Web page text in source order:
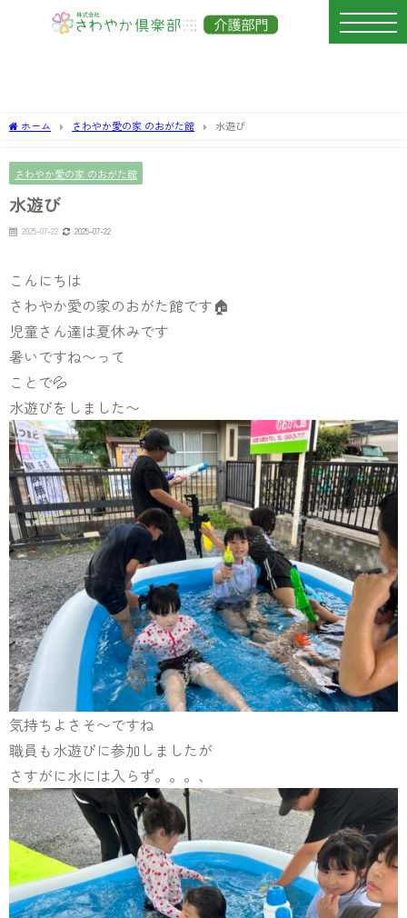
ホーム さわやか愛の家 のおがた館 水遊び
さわやか愛の家 のおがた館
水遊び
2025-07-22 2025-07-22
こんにちは
さわやか愛の家のおがた館です🏠
児童さん達は夏休みです
暑いですね〜って
ことで💦
水遊びをしました〜
気持ちよさそ〜ですね
職員も水遊びに参加しましたが
さすがに水には入らず。。。、